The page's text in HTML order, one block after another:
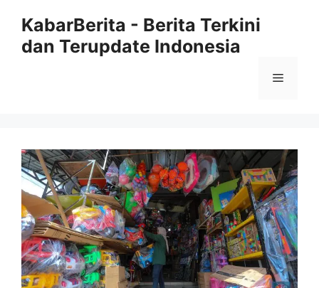
KabarBerita - Berita Terkini
dan Terupdate Indonesia
Menu